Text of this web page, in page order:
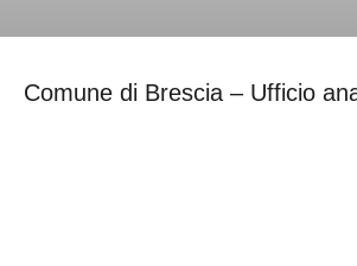
Comune di Brescia – Ufficio